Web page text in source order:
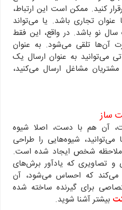
کنید. ممکن است این ارتباط،
تجاری باشد. یا می‌تواند
نو باشد. در واقع، این فقط
آن‌ها تلقی می‌شود. به عنوان
می‌توانید به عنوان ارسال یک
مشاغل ارسال می‌کنید،
ساز
آن هم با دست، اصلا شیوه
می‌توانید، شیوه‌هایی را طراحی
ملاحظه شخص ایجاد شده است.
و تصاویری که یادآور برش‌های
می‌کند که احساس می‌شود، آن
برای گیرنده ساخته شده
بیشتر آشنا شوید.